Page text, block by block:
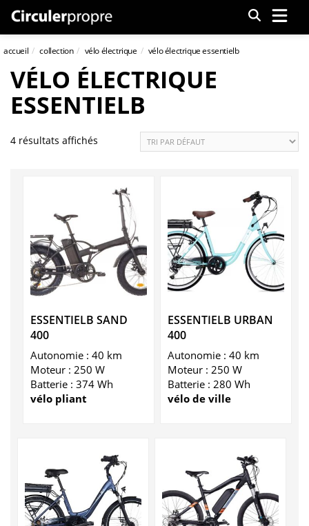
Menu
accueil collection vélo électrique vélo électrique essentielb
VÉLO ÉLECTRIQUE
ESSENTIELB
4 résultats affichés
ESSENTIELB SAND
400
Autonomie : 40 km
Moteur : 250 W
Batterie : 374 Wh
vélo pliant
ESSENTIELB URBAN
400
Autonomie : 40 km
Moteur : 250 W
Batterie : 280 Wh
vélo de ville